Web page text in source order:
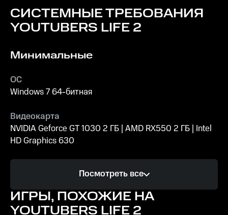
СИСТЕМНЫЕ ТРЕБОВАНИЯ
YOUTUBERS LIFE 2
Минимальные
ОС
Windows 7 64-битная
Видеокарта
NVIDIA Geforce GT 1030 2 ГБ | AMD RX550 2 ГБ | Intel
HD Graphics 630
Intel Core 2 Duo E8400 3,00 ГГц | AMD FX-4350
Память
Посмотреть все
ИГРЫ, ПОХОЖИЕ НА
YOUTUBERS LIFE 2